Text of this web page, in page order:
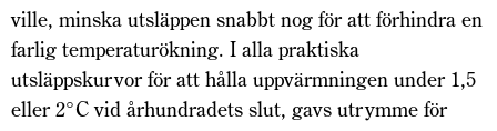
ville, minska utsläppen snabbt nog för att förhindra en
farlig temperaturökning. I alla praktiska
utsläppskurvor för att hålla uppvärmningen under 1,5
eller 2°C vid århundradets slut, gavs utrymme för